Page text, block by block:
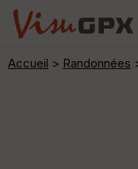
Accueil > Randonnées